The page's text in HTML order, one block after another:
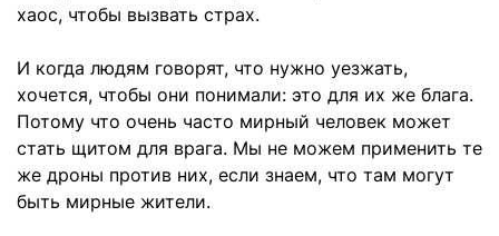
хаос, чтобы вызвать страх.
И когда людям говорят, что нужно уезжать,
хочется, чтобы они понимали: это для их же блага.
Потому что очень часто мирный человек может
стать щитом для врага. Мы не можем применить те
же дроны против них, если знаем, что там могут
быть мирные жители.